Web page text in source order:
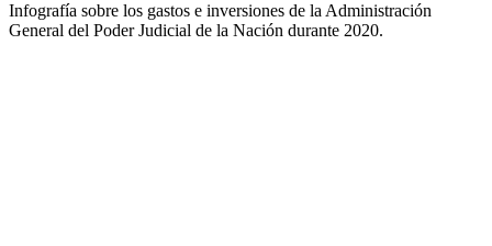
Infografía sobre los gastos e inversiones de la Administración
General del Poder Judicial de la Nación durante 2020.